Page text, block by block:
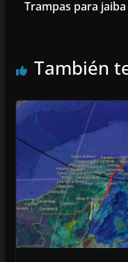
Trampas para
También